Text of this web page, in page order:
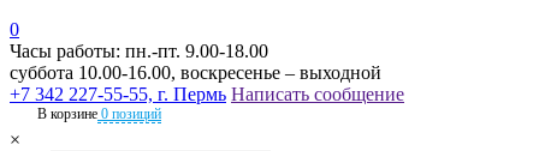
0
Часы работы: пн.-пт. 9.00-18.00
суббота 10.00-16.00, воскресенье – выходной
+7 342 227-55-55, г. Пермь Написать сообщение
В корзине 0 позиций
×